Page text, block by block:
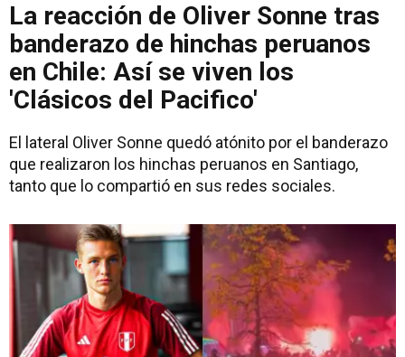
La reacción de Oliver Sonne tras
banderazo de hinchas peruanos
en Chile: Así se viven los
'Clásicos del Pacifico'
El lateral Oliver Sonne quedó atónito por el banderazo
que realizaron los hinchas peruanos en Santiago,
tanto que lo compartió en sus redes sociales.